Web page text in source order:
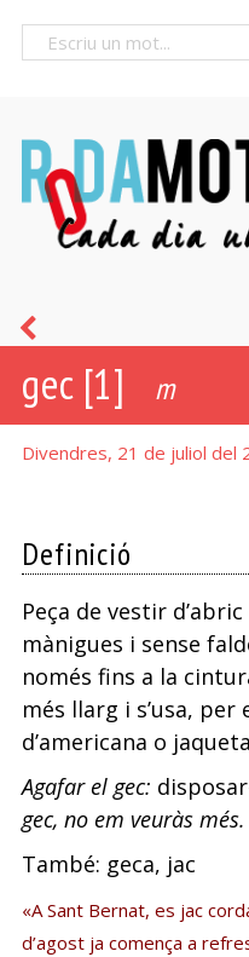
gec [1] m
Divendres, 21 de juliol del
Definició
Peça de vestir
mànigues i sense
només fins a la
més llarg i s’usa,
d’americana o
Agafar el gec:
gec, no em veuràs més.
També: geca, jac
«A Sant Bernat, es jac
d’agost ja comença a
trull